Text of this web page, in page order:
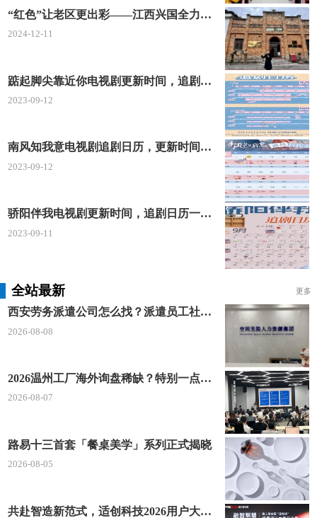
点击下方蓝色链接地址，进入更加详细的深圳燃
https://service.szgas.com.cn/news/ne
0755-25199999
点击蓝色链接地址，可查看深圳各区线下营业网
点及工作时间节点https://service.szgas.com.cn/gassit
e/gassite.jspx
以上为深圳天然气2023各项收费标准内容，供圈
如需查看【深圳电费】、【深圳水费】，可在
【深圳都事圈】公众号发送对应关键词，直接获取最
“红色”让老区更出彩——江西兴国全力打造红色文化传承发展创新示范区
2024-12-11
踮起脚尖靠近你电视剧更新时间，追剧日历及剧情简介
2023-09-12
南风知我意电视剧追剧日历，更新时间一览表
2023-09-12
骄阳伴我电视剧更新时间，追剧日历一览表
2023-09-11
全站最新 更多
西安劳务派遣公司怎么找？派遣员工社保如何合规缴？空间无限 23 年专业沉淀给出答案
2026-08-08
2026温州工厂海外询盘稀缺？特别一点AI 短视频引流 + 麦穗智能获客谷歌定制独立站双渠道拓客！
2026-08-07
路易十三首套「餐桌美学」系列正式揭晓
2026-08-05
共赴智造新范式，适创科技2026用户大会将于深圳启幕